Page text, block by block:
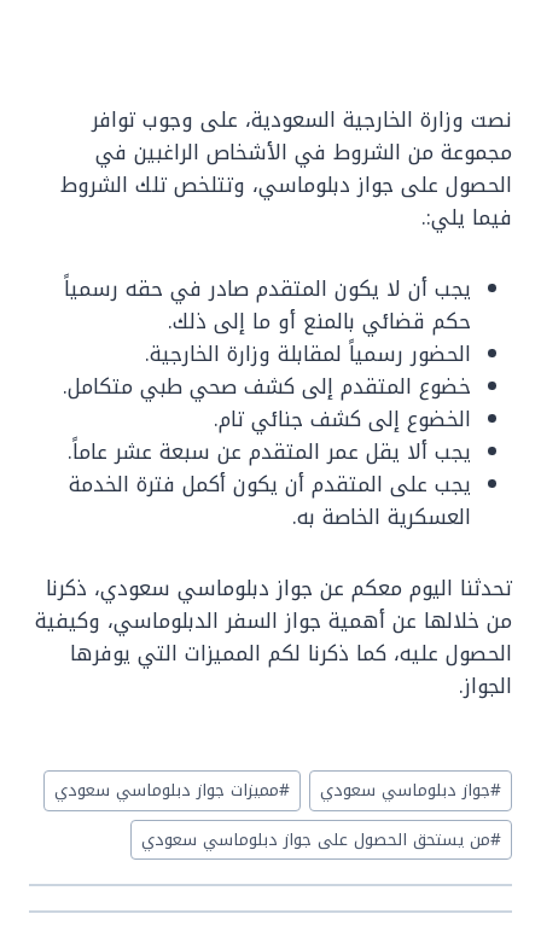
نصت وزارة الخارجية السعودية، على وجوب توافر
مجموعة من الشروط في الأشخاص الراغبين في
الحصول على جواز دبلوماسي، وتتلخص تلك الشروط
فيما يلي:.
يجب أن لا يكون المتقدم صادر في حقه رسمياً
حكم قضائي بالمنع أو ما إلى ذلك.
الحضور رسمياً لمقابلة وزارة الخارجية.
خضوع المتقدم إلى كشف صحي طبي متكامل.
الخضوع إلى كشف جنائي تام.
يجب ألا يقل عمر المتقدم عن سبعة عشر عاماً.
يجب على المتقدم أن يكون أكمل فترة الخدمة
العسكرية الخاصة به.
تحدثنا اليوم معكم عن جواز دبلوماسي سعودي، ذكرنا
من خلالها عن أهمية جواز السفر الدبلوماسي، وكيفية
الحصول عليه، كما ذكرنا لكم المميزات التي يوفرها
الجواز.
Post
Tags:
#جواز دبلوماسي سعودي #مميزات جواز دبلوماسي سعودي
#من يستحق الحصول على جواز دبلوماسي سعودي